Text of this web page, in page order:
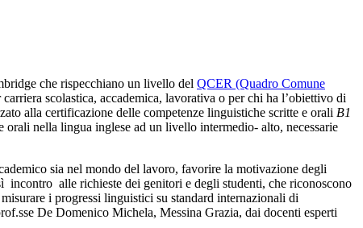
che rispecchiano un livello del QCER (Quadro Comune
carriera scolastica, accademica, lavorativa o per chi ha l’obiettivo di
alla certificazione delle competenze linguistiche scritte e orali B1
nella lingua inglese ad un livello intermedio- alto, necessarie
sia nel mondo del lavoro, favorire la motivazione degli
incontro alle richieste dei genitori e degli studenti, che riconoscono
i progressi linguistici su standard internazionali di
De Domenico Michela, Messina Grazia, dai docenti esperti